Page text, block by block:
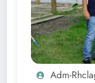
Adm-